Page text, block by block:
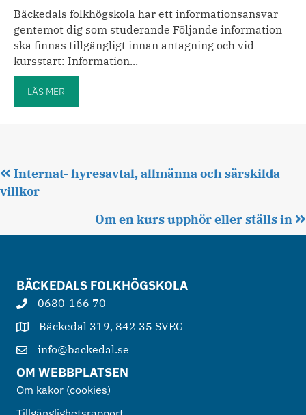
Bäckedals folkhögskola har ett informationsansvar
gentemot dig som studerande Följande information
ska finnas tillgängligt innan antagning och vid
kursstart: Information...
LÄS MER
Posts
navigation
Internat- hyresavtal, allmänna och särskilda
villkor
Om en kurs upphör eller ställs in
BÄCKEDALS FOLKHÖGSKOLA
0680-166 70
Bäckedal 319, 842 35 SVEG
info@backedal.se
OM WEBBPLATSEN
Om kakor (cookies)